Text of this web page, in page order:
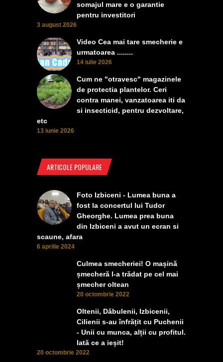
somajul mare e o garantie
pentru investitori
3 august 2026
Video Cea mai tare smecherie e
urmatoarea ........
14 iulie 2026
Cum ne "otravesc" magazinele
de protectia plantelor. Ceri
contra manei, vanzatoarea iti da
si insecticid, pentru dezvoltare,
etc
13 iunie 2026
ARTICOLE POPULARE
Foto Izbiceni - Lumea buna a
fost la concertul lui Tudor
Gheorghe. Lumea prea buna
din Izbiceni a avut un ecran si
scaune, afara
6 aprilie 2024
Culmea smecheriei! O mașină
șmecheră l-a trădat pe cel mai
șmecher oltean
20 octombrie 2022
Oltenii, Dăbulenii, Izbicenii,
Cilienii s-au înfrățit cu Puchenii
- Unii cu munca, alții cu profitul.
Iată ce a ieșit!
20 octombrie 2022